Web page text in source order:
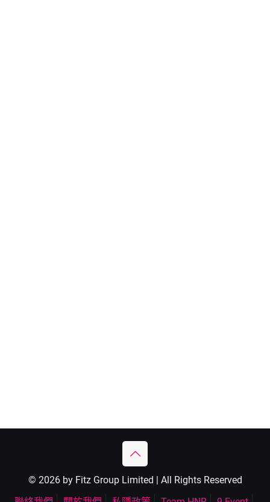
© 2026 by Fitz Group Limited | All Rights Reserved